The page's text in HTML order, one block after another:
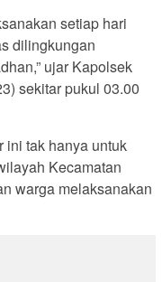
setiap hari
dilingkungan
ujar Kapolsek
sekitar pukul 03.00
ini tak hanya untuk
Kecamatan
warga melaksanakan